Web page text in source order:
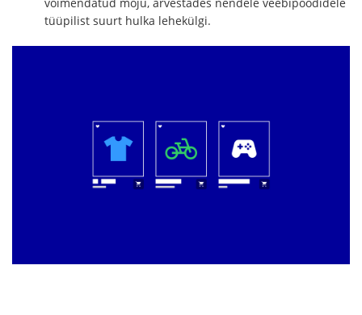
tüüpilist suurt hulka lehekülgi.